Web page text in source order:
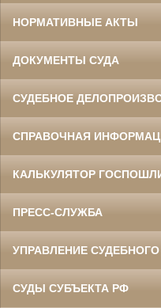
НОРМАТИВНЫЕ АКТЫ
ДОКУМЕНТЫ СУДА
СУДЕБНОЕ
СПРАВОЧНАЯ
КАЛЬКУЛЯТОР
ПРЕСС-СЛУЖБА
УПРАВЛЕНИЕ
СУДЫ СУБЪЕКТА РФ